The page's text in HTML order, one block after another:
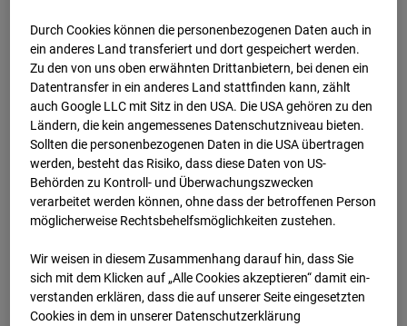
Mar.2025
Durch Cookies können die personenbezogenen Daten auch in
ein anderes Land transferiert und dort gespeichert werden.
Zu den von uns oben erwähnten Drittanbietern, bei denen ein
Datentransfer in ein anderes Land stattfinden kann, zählt
auch Google LLC mit Sitz in den USA. Die USA gehören zu den
Ländern, die kein angemessenes Datenschutzniveau bieten.
Sollten die personenbezogenen Daten in die USA übertragen
werden, besteht das Risiko, dass diese Daten von US-
Behörden zu Kontroll- und Überwachungszwecken
verarbeitet werden können, ohne dass der betroffenen Person
möglicherweise Rechtsbehelfsmöglichkeiten zustehen.
Wir weisen in diesem Zusammenhang darauf hin, dass Sie
sich mit dem Klicken auf „Alle Cookies akzeptieren“ damit ein­
ver­standen erklären, dass die auf unserer Seite eingesetzten
Cookies in dem in unserer Datenschutzerklärung